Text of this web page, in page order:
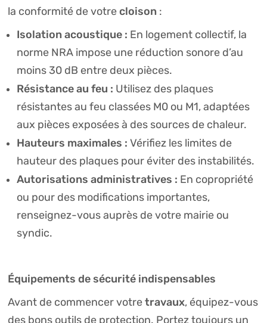
la conformité de votrecloison:
Isolation acoustique : En logement collectif, la
norme NRA impose une réduction sonore d’au
moins 30 dB entre deux pièces.
Résistance au feu : Utilisez des plaques
résistantes au feu classées M0 ou M1, adaptées
aux pièces exposées à des sources de chaleur.
Hauteurs maximales : Vérifiez les limites de
hauteur des plaques pour éviter des instabilités.
Autorisations administratives : En copropriété
ou pour des modifications importantes,
renseignez-vous auprès de votre mairie ou
syndic.
Équipements de sécurité indispensables
Avant de commencer votretravaux, équipez-vous
des bons outils de protection. Portez toujours un